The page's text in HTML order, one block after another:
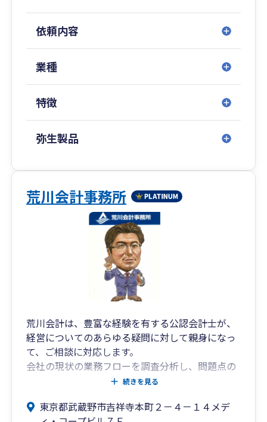
対応いたします。
依頼内容
業種
特徴
弥生製品
荒川会計事務所
荒川会計は、豊富な経験を有する公認会計士が、
経営についてのあらゆる疑問に対して親身になっ
て、ご相談に対応します。
会社の現状の業務フローを調査分析し、問題点の
指摘及び改善案を提案します。業務の効率化、コ
す。
続きを見る
東京都武蔵野市吉祥寺本町２－４－１４メデ